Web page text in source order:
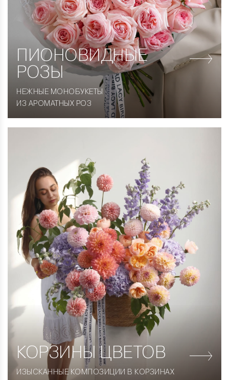
ПИОНОВИДНЫЕ
РОЗЫ
НЕЖНЫЕ МОНОБУКЕТЫ
ИЗ АРОМАТНЫХ РОЗ
КОРЗИНЫ ЦВЕТОВ
ИЗЫСКАННЫЕ КОМПОЗИЦИИ В КОРЗИНАХ